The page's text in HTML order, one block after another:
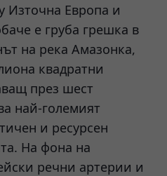
Източна Европа и
е груба грешка в
на река Амазонка,
квадратни
през шест
най-големият
и ресурсен
На фона на
речни артерии и